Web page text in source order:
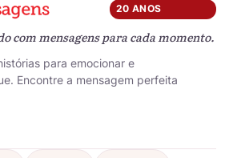
20 ANOS
com mensagens para cada momento.
para emocionar e
Encontre a mensagem perfeita